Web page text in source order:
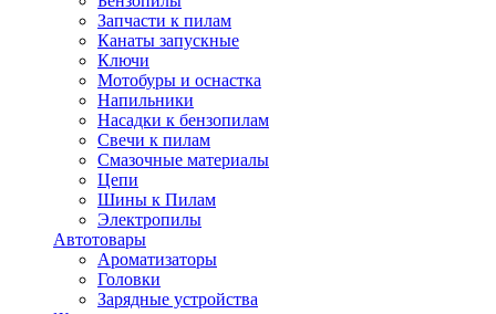
Запчасти к пилам
Канаты запускные
Ключи
Мотобуры и оснастка
Напильники
Насадки к бензопилам
Свечи к пилам
Смазочные материалы
Цепи
Шины к Пилам
Электропилы
Автотовары
Ароматизаторы
Головки
Зарядные устройства